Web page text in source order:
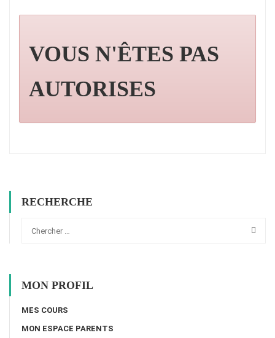
VOUS N'ÊTES PAS
AUTORISES
RECHERCHE
MON PROFIL
MES COURS
MON ESPACE PARENTS